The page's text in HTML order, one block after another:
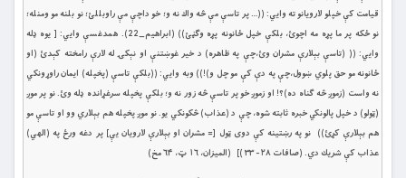
قيامت كې خپلو لارويانو ته وايي: ((… پر تاسې مې څه واك نه و؛ خو داچې مې راوبللئ؛ نو بلنه مو ومنله؛
نو ځكه پر ما پړه مه اچوئ، بلكې خپل ځانونه پړه وګڼئ)) (ابراهيم_22). همدغسې وايي: [ يوه ډله
وايي: (( (تاسې بېلارې مشران وئ،چې په ظاهره) د خير غوښتنې او نېكۍ له لارې رامخته کېدئ (او
ځانونه مو حق پلوي ښوول،چې په دې كې مو چل و)!)) وبه وايي: ((بلكې تاسې (پخپله) ایمان راوړونکي
نه واست (زموږ څه ګناه ده)؟! او زموږ خو پر تاسې څه زور نه و؛ بلكې پخپله سرغړانده ډله وئ. نو پر موږ
(ټولو) د خپل پالونكي خبره ثابته شوه، چې د (عذاب) څکونکي یو. نو موږ پخپله هم بېلاري وو او تاسې مو
هم بېلارې كړئ)) نو په رښتینه کې دوى ټول [= مشران او بېلارې لارويان يې] پر دغه ورځ په (الهي)
عذاب كې شريك دي. (صافات ۲۸- ۳۳ )] (المیزان، ۱۶ ټ، ۶۴ مخ)